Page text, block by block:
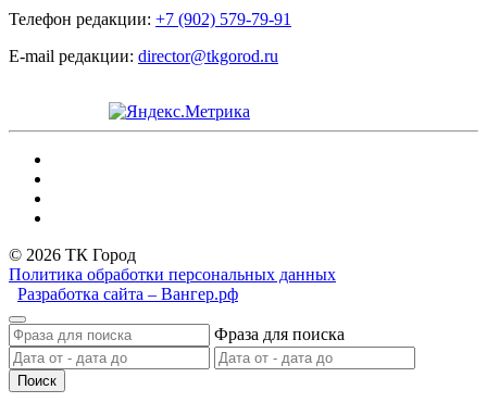
Телефон редакции: +7 (902) 579-79-91
E-mail редакции: director@tkgorod.ru
© 2026 ТК Город
Политика обработки персональных данных
Разработка сайта – Вангер.рф
Фраза для поиска
Поиск